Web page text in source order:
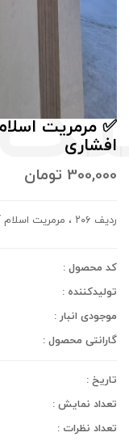
افشاری
300,000 تومان
ردیف ۲۰۶ ، مرمریت اسلام آباد
کد محصول :
تولیدکننده :
موجودی انبار :
گارانتی محصول :
تاریخ :
تعداد نمایش :
تعداد نظرات :